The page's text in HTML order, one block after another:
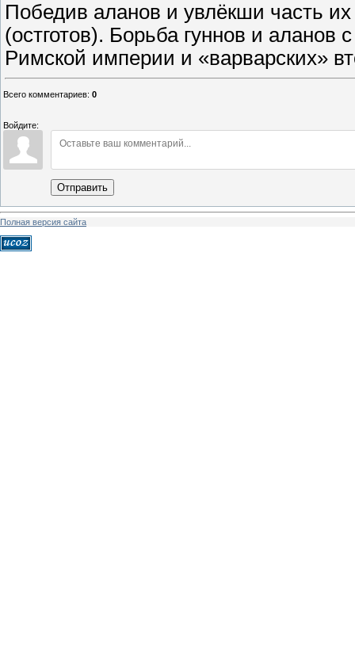
Победив аланов и увлёкши часть их
(остготов). Борьба гуннов и аланов
Римской империи и «варварских»
Всего комментариев: 0
Войдите:
Отправить
Полная версия сайта